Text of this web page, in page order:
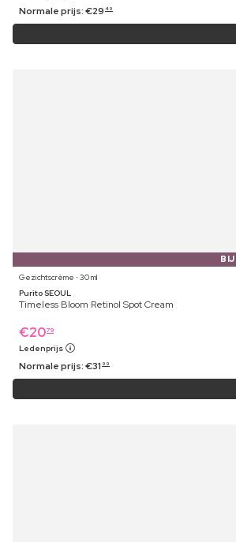
Normale prijs:€29 49
Gezichtscrème ⋅ 30 ml
Purito SEOUL
Timeless Bloom Retinol Spot Cream
€2079
Ledenprijs
Normale prijs:€31 99